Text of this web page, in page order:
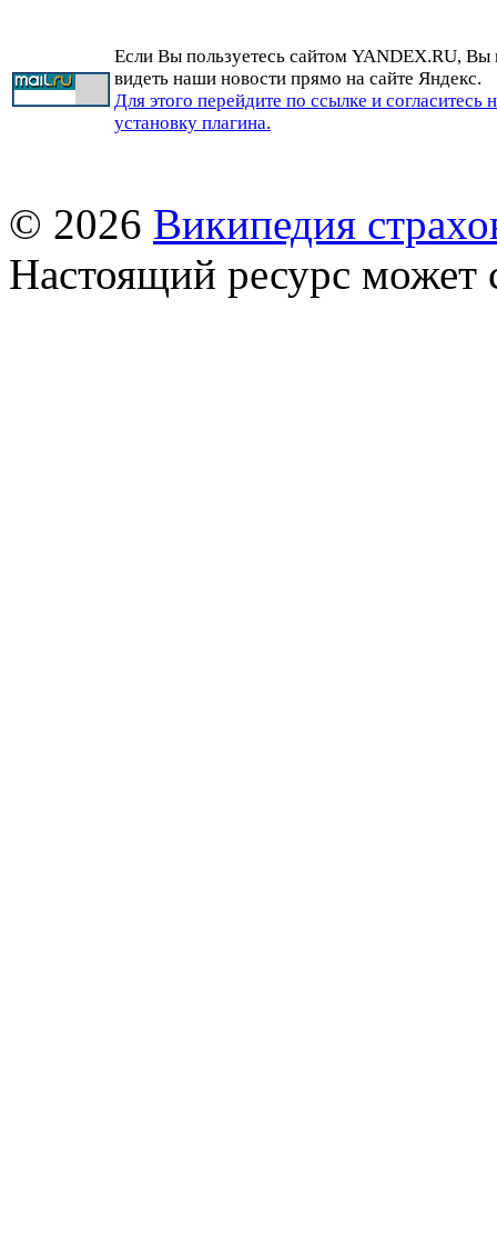
Если Вы пользуетесь сайтом YANDEX.RU, Вы
видеть наши новости прямо на сайте Яндекс.
Для этого перейдите по ссылке и согласитесь
установку плагина.
© 2026 Википедия
Настоящий ресурс может